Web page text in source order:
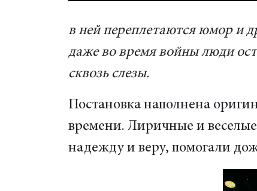
в ней переплетаются юмор и
даже во время войны люди
сквозь слезы.
Постановка наполнена
времени. Лиричные и
надежду и веру, помогали